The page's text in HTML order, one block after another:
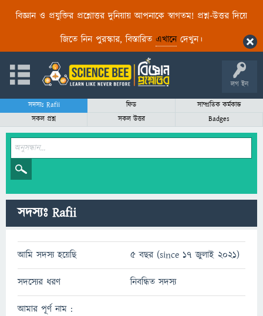
বিজ্ঞান ও প্রযুক্তির প্রশ্নোত্তর দুনিয়ায় আপনাকে স্বাগতম! প্রশ্ন-উত্তর দিয়ে
জিতে নিন পুরস্কার, বিস্তারিত এখানেদেখুন।
লগ ইন
সদস্যঃ Rafii ফিড
সাম্প্রতিক কর্মকান্ড
সকল প্রশ্ন
সকল উত্তর Badges
সদস্যঃ Rafii
আমি সদস্য হয়েছি 5 বছর (since 17 জুলাই 2021)
সদস্যের ধরণ নিবন্ধিত সদস্য
আমার পূর্ণ নাম :